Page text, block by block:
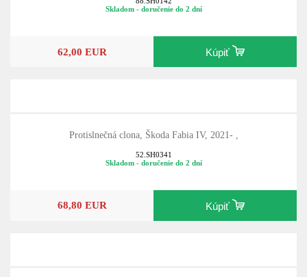
Skladom - doručenie do 2 dní
62,00 EUR Kúpiť
Protislnečná clona, Škoda Fabia IV, 2021- ,
52.SH0341
Skladom - doručenie do 2 dní
68,80 EUR Kúpiť